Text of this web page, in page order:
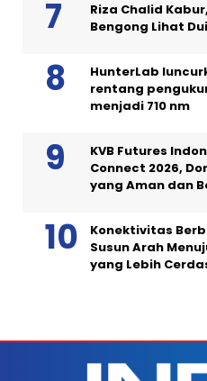
Riza Chalid
Bengong Lihat
HunterLab
rentang
menjadi 710 nm
KVB Futures
Connect 2026,
yang Aman dan
Konektivitas
Susun Arah
yang Lebih